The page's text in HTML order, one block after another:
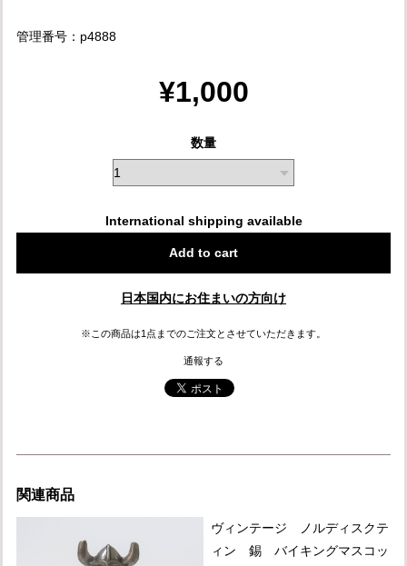
管理番号：p4888
¥1,000
数量
International shipping available
Add to cart
日本国内にお住まいの方向け
※この商品は1点までのご注文とさせていただきます。
通報する
関連商品
ヴィンテージ ノルディスクテ
ィン 錫 バイキングマスコッ